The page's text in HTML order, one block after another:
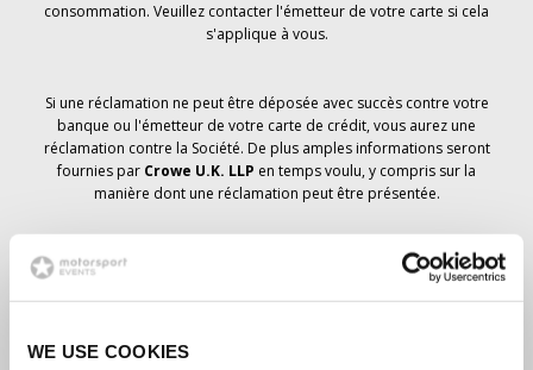
WE USE COOKIES
consommation. Veuillez contacter l'émetteur de votre carte si cela
s'applique à vous.
Si une réclamation ne peut être déposée avec succès contre votre
banque ou l'émetteur de votre carte de crédit, vous aurez une
réclamation contre la Société. De plus amples informations seront
fournies par Crowe U.K. LLP en temps voulu, y compris sur la
manière dont une réclamation peut être présentée.
Si vous avez
avez reçu un avis d'annulation concernant votre
commande de billets, votre réservation n'a pas été annulée et il est
prévu que vous recevrez les billets que vous avez commandés en
fournisseurs pour s'assurer que les billets du Grand Prix sont livrés.